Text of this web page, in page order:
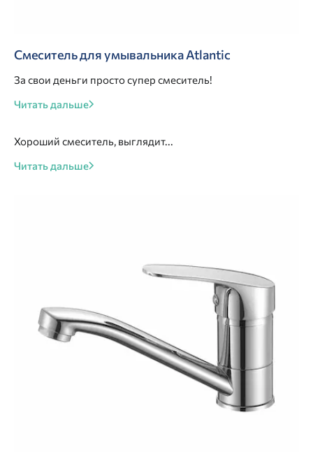
Смеситель для умывальника Atlantic
За свои деньги просто супер смеситель!
Читать дальше
Хороший смеситель, выглядит...
Читать дальше